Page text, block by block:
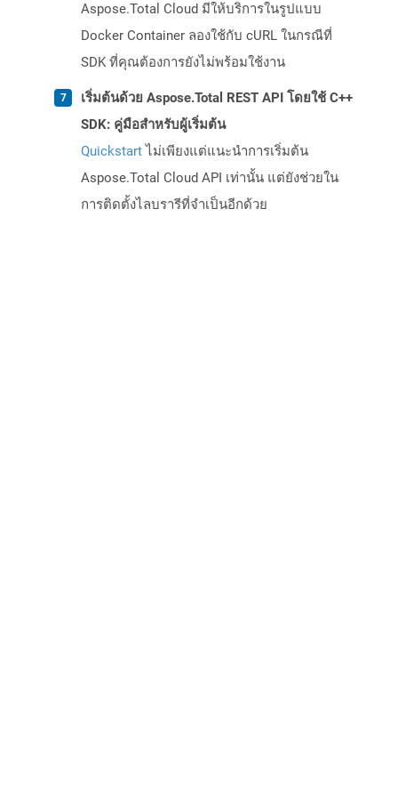
Aspose.Total Cloud มีให้บริการในรูปแบบ
Docker Container ลองใช้กับ cURL ในกรณีที่
SDK ที่คุณต้องการยังไม่พร้อมใช้งาน
เริ่มต้นด้วย Aspose.Total REST API โดยใช้ C++
SDK: คู่มือสำหรับผู้เริ่มต้น
Quickstartไม่เพียงแต่แนะนำการเริ่มต้น
Aspose.Total Cloud API เท่านั้น แต่ยังช่วยใน
การติดตั้งไลบรารีที่จำเป็นอีกด้วย